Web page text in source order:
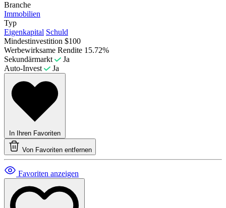
Branche
Immobilien
Typ
Eigenkapital Schuld
Mindestinvestition $100
Werbewirksame Rendite 15.72%
Sekundärmarkt
Ja
Auto-Invest
Ja
In Ihren Favoriten
Von Favoriten entfernen
Favoriten anzeigen